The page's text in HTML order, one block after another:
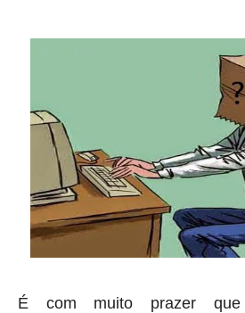
É com muito prazer